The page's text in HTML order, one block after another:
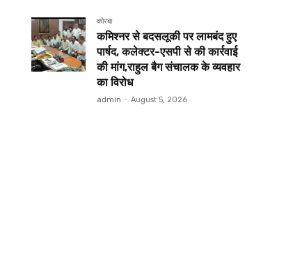
कोरबा
कमिश्नर से बदसलूकी पर लामबंद हुए
पार्षद, कलेक्टर-एसपी से की कार्रवाई
की मांग,राहुल बैग संचालक के व्यवहार
का विरोध
admin - August 5, 2026